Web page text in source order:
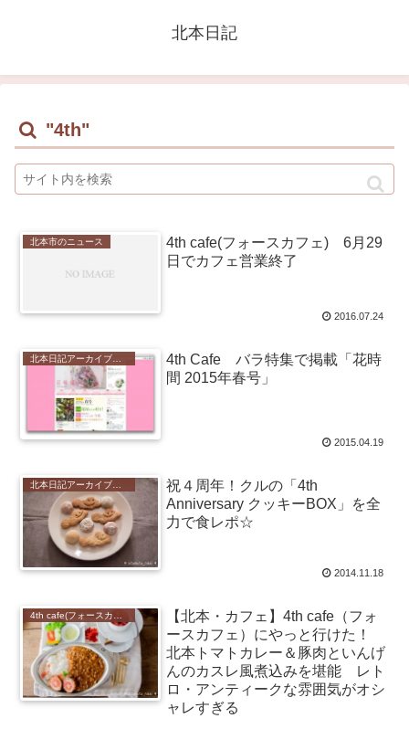
北本日記
"4th"
北本市のニュース
4th cafe(フォースカフェ) 6月29
日でカフェ営業終了
2016.07.24
4th Cafe バラ特集で掲載「花時
間 2015年春号」
2015.04.19
北本日記アーカイブ（記録保存）
祝４周年！クルの「4th
Anniversary クッキーBOX」を全
力で食レポ☆
2014.11.18
【北本・カフェ】4th cafe（フォ
ースカフェ）にやっと行けた！
北本トマトカレー＆豚肉といんげ
んのカスレ風煮込みを堪能 レト
ロ・アンティークな雰囲気がオシ
ャレすぎる